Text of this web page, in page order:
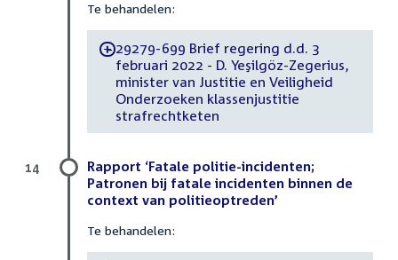
Te behandelen:
-29279-699 Brief regering d.d. 3
februari 2022 - D. Yeşilgöz-Zegerius,
minister van Justitie en Veiligheid
Onderzoeken klassenjustitie
strafrechtketen
Rapport ‘Fatale politie-incidenten;
Patronen bij fatale incidenten binnen de
context van politieoptreden’
Te behandelen:
14